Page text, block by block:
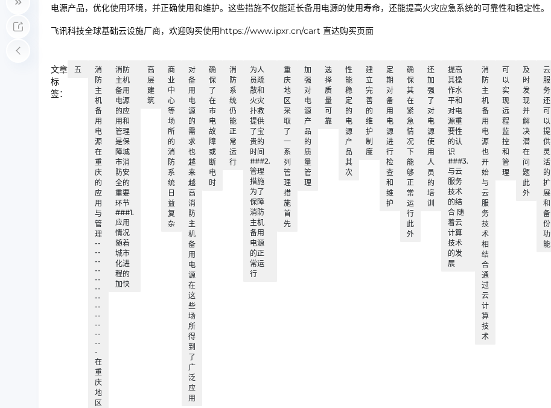
电源产品，优化使用环境，并正确使用和维护。这些措施不仅能延长备用电源的使用寿命，还能提高火灾应急系统的可靠性和稳定性。
飞讯科技全球基础云设施厂商，欢迎购买使用https://www.ipxr.cn/cart 直达购买页面
文章
标
签：
五
消
防
主
机
备
用
电
源
在
重
庆
的
应
用
与
管
理
--
--
--
--
--
--
--
--
--
--
--
--
-
在
重
庆
地
区
消防
主机
备用
电源
的应
用和
管理
是保
障城
市消
防安
全的
重要
环节
###1.
应用
情况
随着
城市
化进
程的
加快
高
层
建
筑
商
业
中
心
等
场
所
的
消
防
系
统
日
益
复
杂
对
备
用
电
源
的
需
求
也
越
来
越
高
消
防
主
机
备
用
电
源
在
这
些
场
所
得
到
了
广
泛
应
用
确
保
了
在
市
电
故
障
或
断
电
时
消
防
系
统
仍
能
正
常
运
行
为人
员疏
散和
火灾
扑救
提供
了宝
贵的
时间
###2.
管理
措施
为了
保障
消防
主机
备用
电源
的正
常运
行
重
庆
地
区
采
取
了
一
系
列
管
理
措
施
首
先
加
强
对
电
源
产
品
的
质
量
管
理
选
择
质
量
可
靠
性
能
稳
定
的
电
源
产
品
其
次
建
立
完
善
的
维
护
制
度
定
期
对
备
用
电
源
进
行
检
查
和
维
护
确
保
其
在
紧
急
情
况
下
能
够
正
常
运
行
此
外
还
加
强
了
对
电
源
使
用
人
员
的
培
训
提高
其操
作水
平和
对电
源重
要性
的认
识
###3.
与云
服务
技术
的结
合 随
着云
计算
技术
的发
展
消
防
主
机
备
用
电
源
也
开
始
与
云
服
务
技
术
相
结
合
通
过
云
计
算
技
术
可
以
实
现
远
程
监
控
和
管
理
及
时
发
现
并
解
决
潜
在
问
题
此
外
云
服
务
还
可
以
提
供
灵
活
的
扩
展
和
备
份
功
能